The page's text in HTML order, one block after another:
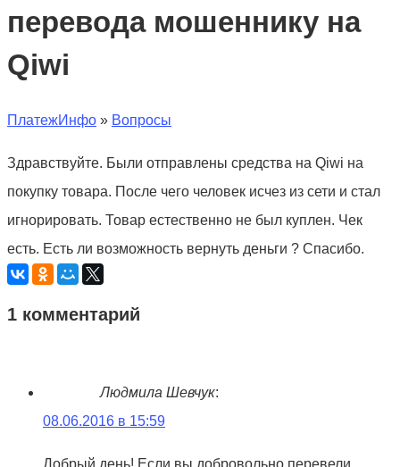
перевода мошеннику на
Qiwi
ПлатежИнфо » Вопросы
Здравствуйте. Были отправлены средства на Qiwi на
покупку товара. После чего человек исчез из сети и стал
игнорировать. Товар естественно не был куплен. Чек
есть. Есть ли возможность вернуть деньги ? Спасибо.
1 комментарий
Людмила Шевчук:
08.06.2016 в 15:59
Добрый день! Если вы добровольно перевели